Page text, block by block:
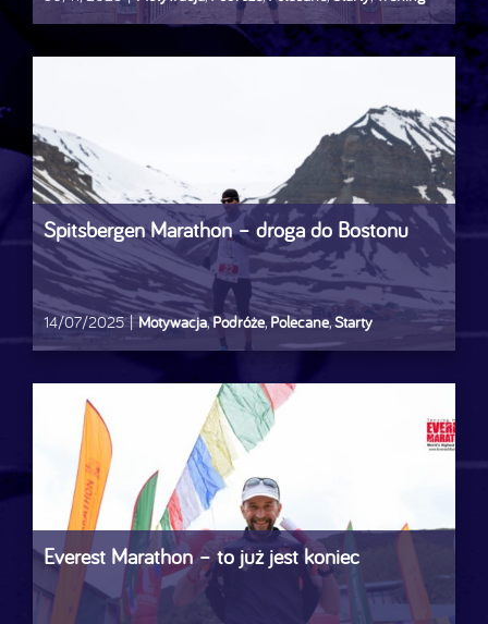
Spitsbergen Marathon – droga do Bostonu
14/07/2025 | Motywacja,Podróże,Polecane,Starty
Everest Marathon – to już jest koniec